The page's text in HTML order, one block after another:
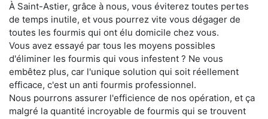
À Saint-Astier, grâce à nous, vous éviterez toutes pertes
de temps inutile, et vous pourrez vite vous dégager de
toutes les fourmis qui ont élu domicile chez vous.
Vous avez essayé par tous les moyens possibles
d'éliminer les fourmis qui vous infestent ? Ne vous
embêtez plus, car l'unique solution qui soit réellement
efficace, c'est un anti fourmis professionnel.
Nous pourrons assurer l'efficience de nos opération, et ça
malgré la quantité incroyable de fourmis qui se trouvent